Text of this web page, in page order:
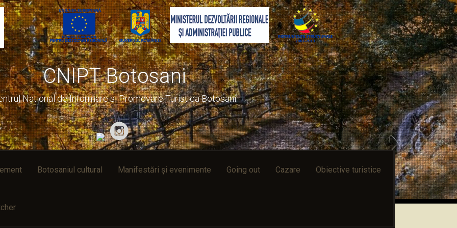
CNIPT Botosani
National de Informare si Promovare Turistica Botosani
Botosaniul cultural Manifestări și evenimente Going out Cazare Obiective turistice